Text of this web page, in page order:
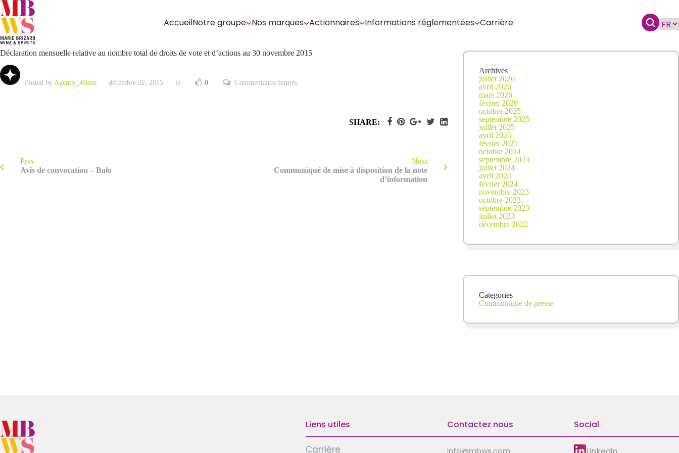
AccueilNotre groupe Nos marques Actionnaires Informations réglementées Carrière
Déclaration mensuelle relative au nombre total de droits de vote et d’actions au 30 novembre 2015
Posted by Agency_4Beez décembre 22, 2015 in 0 Commentaires ferméssur
d’actions
au
SHARE:
Prev
Avis de convocation – Balo
Next
Communiqué de mise à disposition de la note
d’information
Archives
juillet 2026
avril 2026
mars 2026
février 2026
octobre 2025
septembre 2025
juillet 2025
avril 2025
février 2025
octobre 2024
septembre 2024
juillet 2024
avril 2024
février 2024
novembre 2023
octobre 2023
septembre 2023
juillet 2023
décembre 2022
Categories
Communiqué de presse
Liens utiles
Carrière
Contactez nous
info@mbws.com
Social